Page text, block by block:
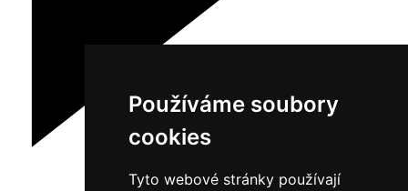
Používáme soubory
cookies
Tyto webové stránky používají